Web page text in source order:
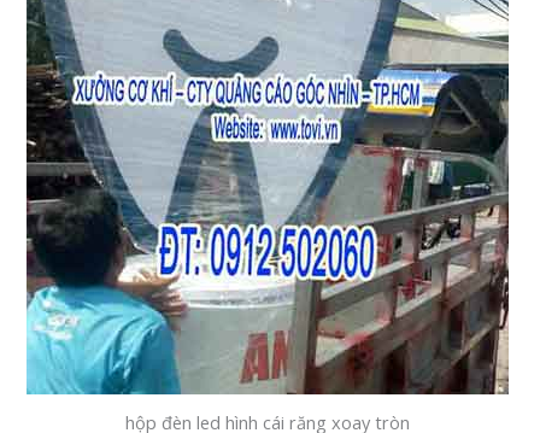
hộp đèn led hình cái răng xoay tròn